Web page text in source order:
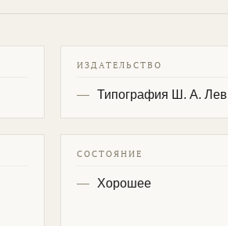
ИЗДАТЕЛЬСТВО
Типография Ш. А.
СОСТОЯНИЕ
Хорошее